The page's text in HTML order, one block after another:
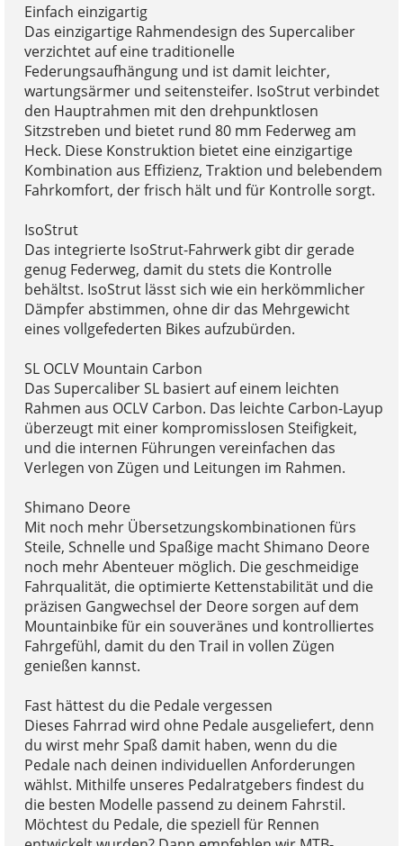
Einfach einzigartig
Das einzigartige Rahmendesign des Supercaliber
verzichtet auf eine traditionelle
Federungsaufhängung und ist damit leichter,
wartungsärmer und seitensteifer. IsoStrut verbindet
den Hauptrahmen mit den drehpunktlosen
Sitzstreben und bietet rund 80 mm Federweg am
Heck. Diese Konstruktion bietet eine einzigartige
Kombination aus Effizienz, Traktion und belebendem
Fahrkomfort, der frisch hält und für Kontrolle sorgt.
IsoStrut
Das integrierte IsoStrut-Fahrwerk gibt dir gerade
genug Federweg, damit du stets die Kontrolle
behältst. IsoStrut lässt sich wie ein herkömmlicher
Dämpfer abstimmen, ohne dir das Mehrgewicht
eines vollgefederten Bikes aufzubürden.
SL OCLV Mountain Carbon
Das Supercaliber SL basiert auf einem leichten
Rahmen aus OCLV Carbon. Das leichte Carbon-Layup
überzeugt mit einer kompromisslosen Steifigkeit,
und die internen Führungen vereinfachen das
Verlegen von Zügen und Leitungen im Rahmen.
Shimano Deore
Mit noch mehr Übersetzungskombinationen fürs
Steile, Schnelle und Spaßige macht Shimano Deore
noch mehr Abenteuer möglich. Die geschmeidige
Fahrqualität, die optimierte Kettenstabilität und die
präzisen Gangwechsel der Deore sorgen auf dem
Mountainbike für ein souveränes und kontrolliertes
Fahrgefühl, damit du den Trail in vollen Zügen
genießen kannst.
Fast hättest du die Pedale vergessen
Dieses Fahrrad wird ohne Pedale ausgeliefert, denn
du wirst mehr Spaß damit haben, wenn du die
Pedale nach deinen individuellen Anforderungen
wählst. Mithilfe unseres Pedalratgebers findest du
die besten Modelle passend zu deinem Fahrstil.
Möchtest du Pedale, die speziell für Rennen